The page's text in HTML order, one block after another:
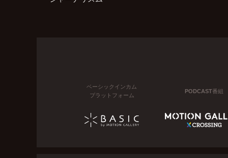
ベーシックインカム
プラットフォーム
PODCAST番組